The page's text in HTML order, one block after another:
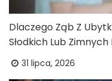
Dlaczego Ząb Z
Słodkich Lub
31 lipca, 2026